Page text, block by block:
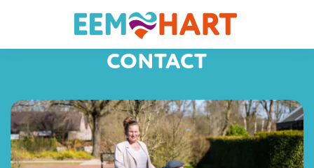
CONTACT